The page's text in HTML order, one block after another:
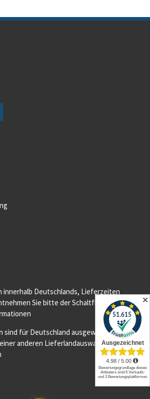
Deutschlands, Lieferzeiten
Sie bitte der Schaltfläche
sind für Deutschland ausgewiesen
anderen Lieferlandauswahl im
✕